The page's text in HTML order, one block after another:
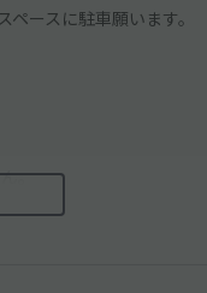
ースに駐車願います。
。